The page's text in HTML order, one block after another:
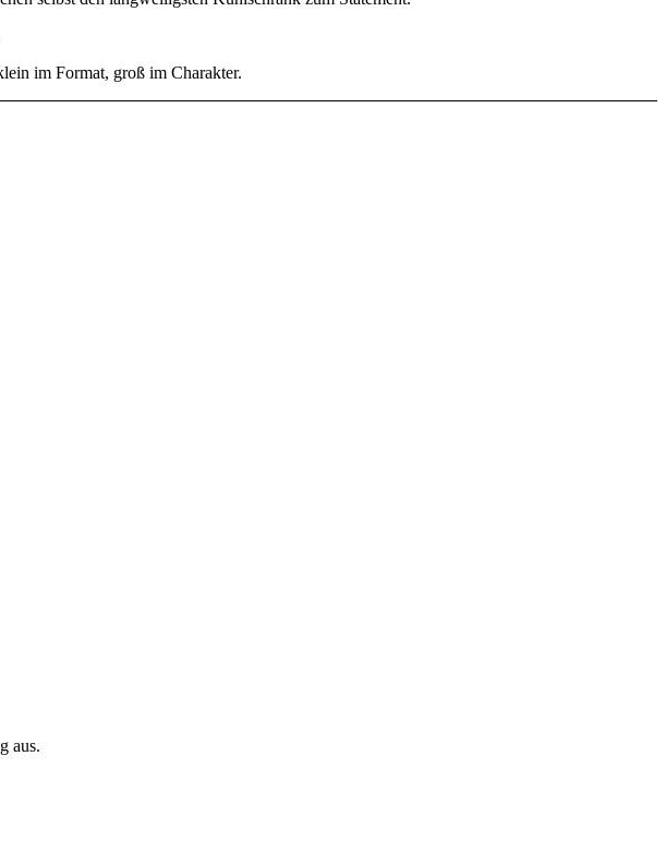
im Format, groß im Charakter.
aus.